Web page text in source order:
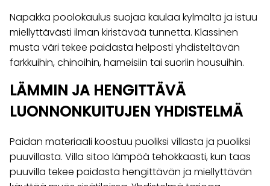
Napakka poolokaulus suojaa kaulaa kylmältä ja istuu
miellyttävästi ilman kiristävää tunnetta. Klassinen
musta väri tekee paidasta helposti yhdisteltävän
farkkuihin, chinoihin, hameisiin tai suoriin housuihin.
LÄMMIN JA HENGITTÄVÄ
LUONNONKUITUJEN YHDISTELMÄ
Paidan materiaali koostuu puoliksi villasta ja puoliksi
puuvillasta. Villa sitoo lämpöä tehokkaasti, kun taas
puuvilla tekee paidasta hengittävän ja miellyttävän